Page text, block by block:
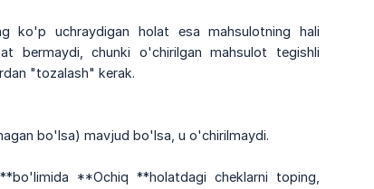
ko'p uchraydigan holat esa mahsulotning hali
bermaydi, chunki o'chirilgan mahsulot tegishli
"tozalash" kerak.
bo'lsa) mavjud bo'lsa, u o'chirilmaydi.
**Ochiq **holatdagi cheklarni toping,